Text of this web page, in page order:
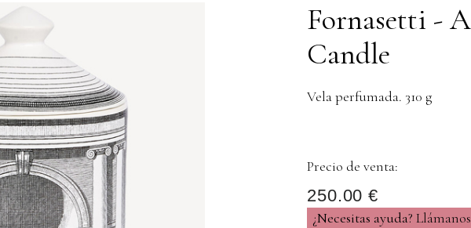
Fornasetti -
Candle
Vela perfumada. 310 g
Precio de venta:
250.00 €
¿Necesitas ayuda? Llámanos